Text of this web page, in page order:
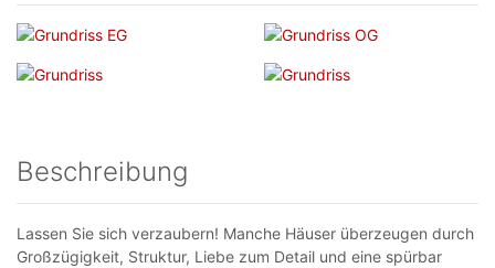
Beschreibung
Lassen Sie sich verzaubern! Manche Häuser überzeugen durch
Großzügigkeit, Struktur, Liebe zum Detail und eine spürbar